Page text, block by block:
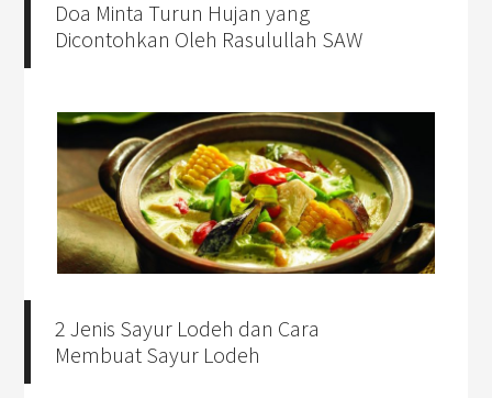
Doa Minta Turun Hujan yang
Dicontohkan Oleh Rasulullah SAW
2 Jenis Sayur Lodeh dan Cara
Membuat Sayur Lodeh